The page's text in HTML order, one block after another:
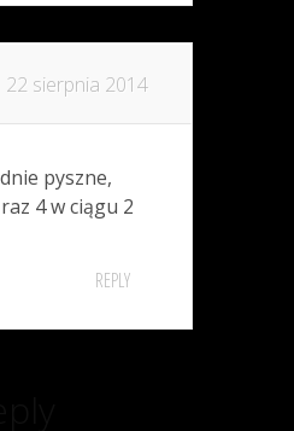
22 sierpnia 2014
pyszne,
4 w ciągu 2
REPLY